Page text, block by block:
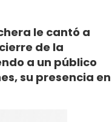
le cantó a
de la
a un público
su presencia en